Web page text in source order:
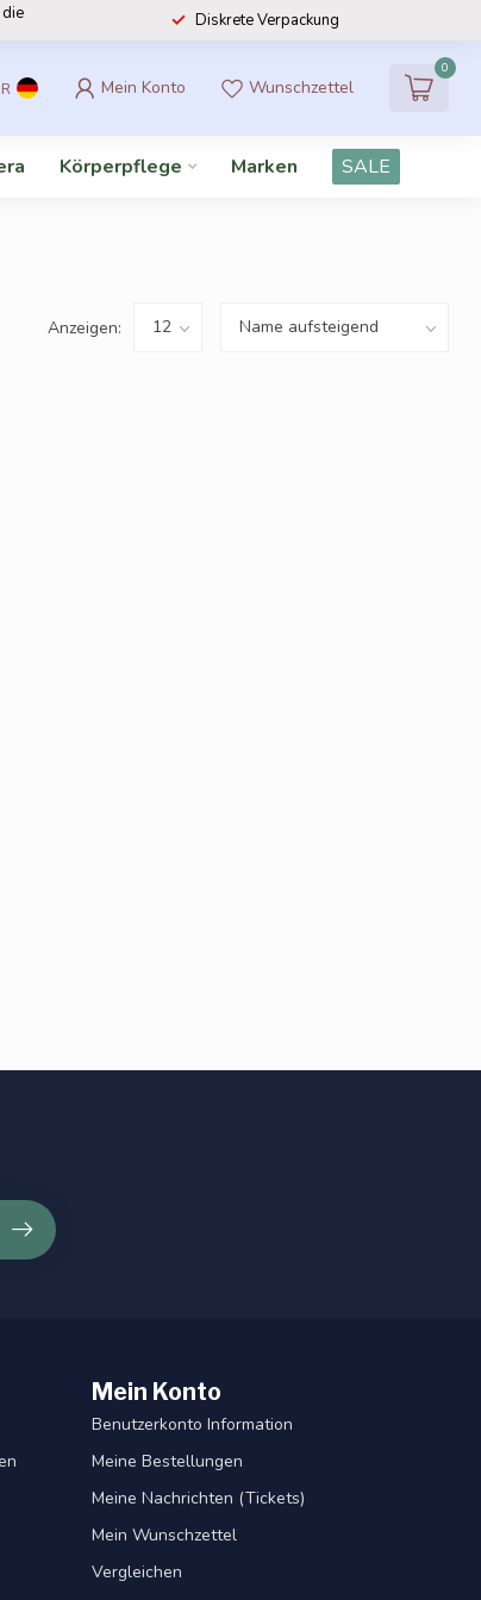
Diskrete Verpackung
Mein Konto Wunschzettel
0
Körperpflege Marken SALE
Anzeigen:
Mein Konto
Benutzerkonto Information
Meine Bestellungen
Meine Nachrichten (Tickets)
Mein Wunschzettel
Vergleichen